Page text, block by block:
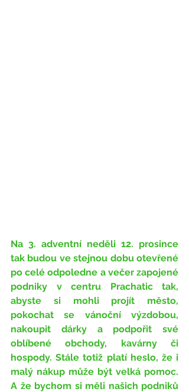
Na 3. adventní neděli 12. prosince
tak budou ve stejnou dobu otevřené
po celé odpoledne a večer zapojené
podniky v centru Prachatic tak,
abyste si mohli projít město,
pokochat se vánoční výzdobou,
nakoupit dárky a podpořit své
oblíbené obchody, kavárny či
hospody. Stále totiž platí heslo, že i
malý nákup může být velká pomoc.
A že bychom si měli našich podniků